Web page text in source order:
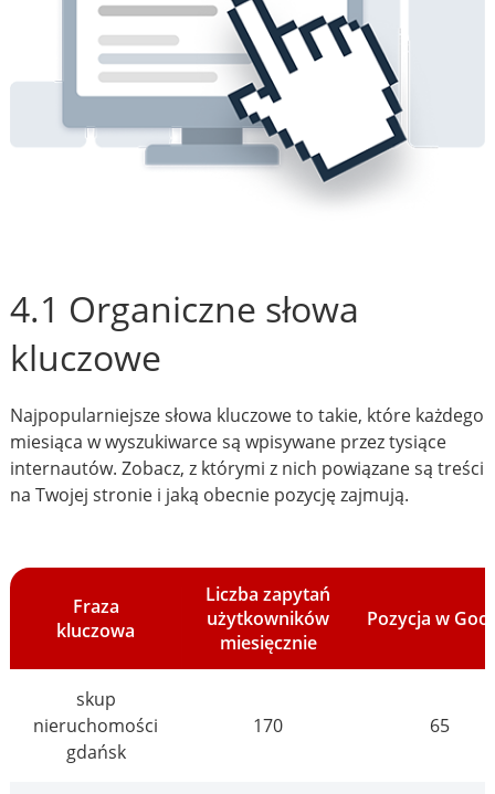
4.1 Organiczne słowa
kluczowe
Najpopularniejsze słowa kluczowe to takie, które każdego
miesiąca w wyszukiwarce są wpisywane przez tysiące
internautów. Zobacz, z którymi z nich powiązane są treści
na Twojej stronie i jaką obecnie pozycję zajmują.
Fraza
kluczowa
Liczba zapytań
użytkowników
miesięcznie
Pozycja w
skup
nieruchomości
gdańsk
170 65